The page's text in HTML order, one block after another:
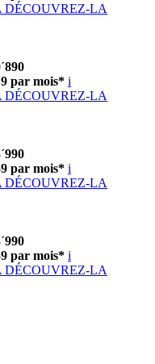
DÉCOUVREZ-LA
par mois* i
DÉCOUVREZ-LA
par mois* i
DÉCOUVREZ-LA
par mois* i
DÉCOUVREZ-LA